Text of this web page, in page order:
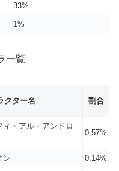
33%
1%
一覧
クター名 割合
・アル・アンドロ
0.57%
ン 0.14%